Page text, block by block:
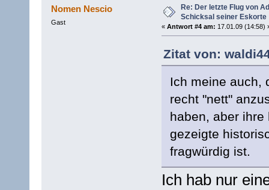
Nomen Nescio
Gast
Re: Der letzte Flug von
Schicksal seiner Eskorte
« Antwort #4 am: 17.01.09 (14:58)
Zitat von:
Ich meine auch,
recht "nett"
haben, aber
gezeigte
fragwürdig ist.
Ich hab nur